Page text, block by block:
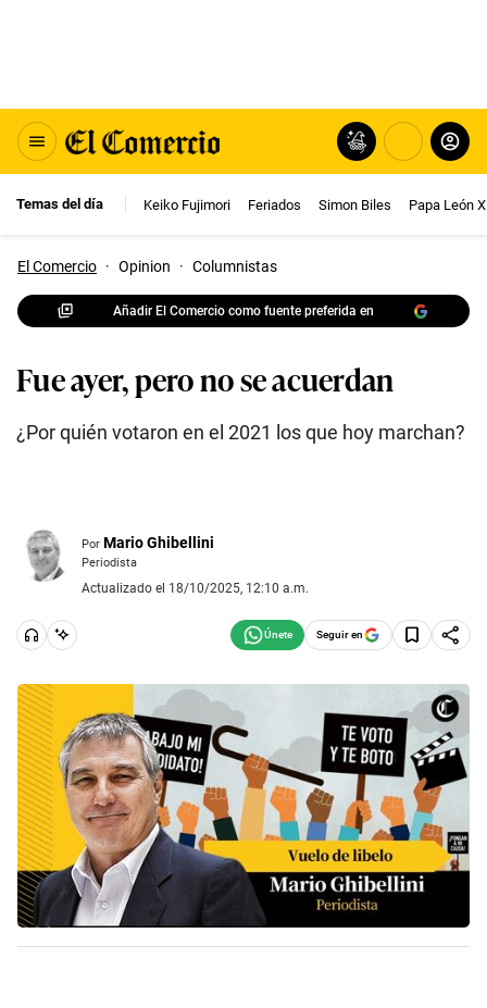
Temas del día Keiko Fujimori Feriados Simon Biles Papa León
El Comercio · Opinion · Columnistas
Añadir El Comercio como fuente preferida en
Fue ayer, pero no se acuerdan
¿Por quién votaron en el 2021 los que hoy marchan?
Por Mario Ghibellini
Periodista
Actualizado el 18/10/2025, 12:10 a.m.
Seguir en